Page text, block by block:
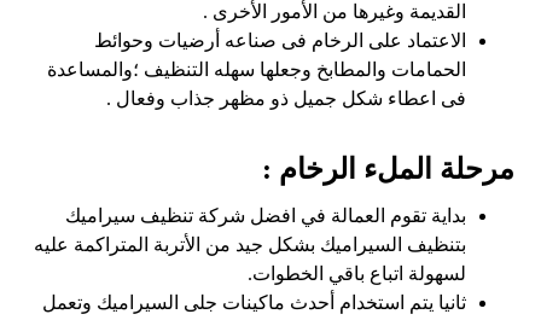
القديمة وغيرها من الأمور الأخرى .
الاعتماد على الرخام فى صناعه أرضيات وحوائط
الحمامات والمطابخ وجعلها سهله التنظيف ؛والمساعدة
فى اعطاء شكل جميل ذو مظهر جذاب وفعال .
مرحلة الملء الرخام :
بداية تقوم العمالة في افضل شركة تنظيف سيراميك
بتنظيف السيراميك بشكل جيد من الأتربة المتراكمة عليه
لسهولة اتباع باقي الخطوات.
ثانيا يتم استخدام أحدث ماكينات جلى السيراميك وتعمل